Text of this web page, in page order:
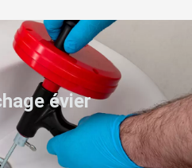
évier